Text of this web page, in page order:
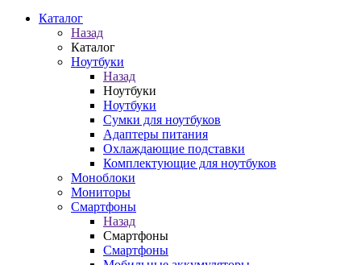
Каталог
Назад
Каталог
Ноутбуки
Назад
Ноутбуки
Ноутбуки
Сумки для ноутбуков
Адаптеры питания
Охлаждающие подставки
Комплектующие для ноутбуков
Моноблоки
Мониторы
Смартфоны
Назад
Смартфоны
Смартфоны